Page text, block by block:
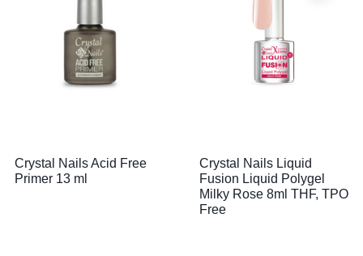
Crystal Nails Acid Free
Primer 13 ml
Crystal Nails Liquid
Fusion Liquid Polygel
Milky Rose 8ml THF, TPO
Free